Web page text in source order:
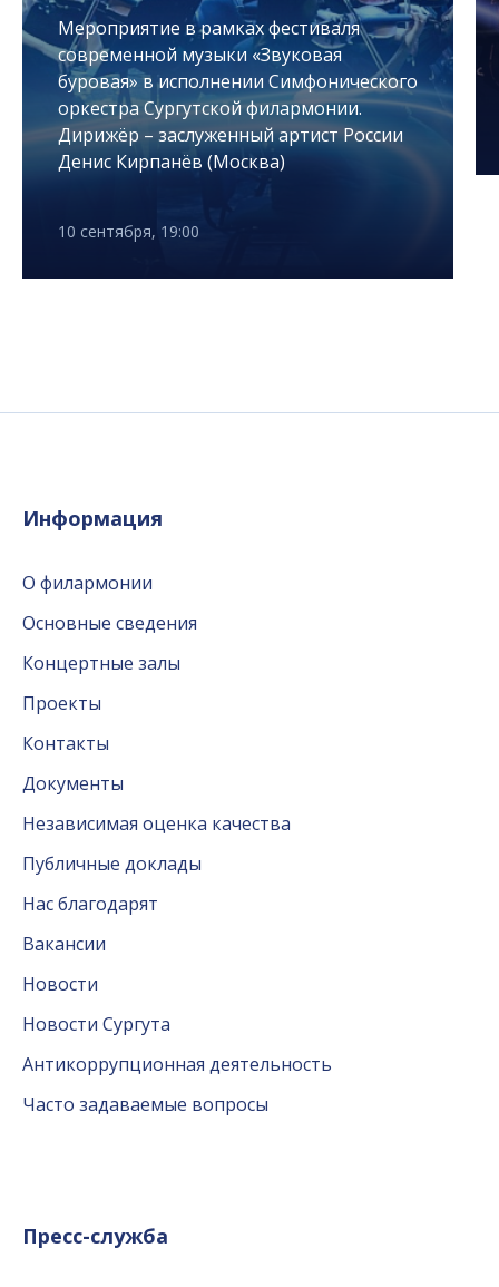
Мероприятие в рамках фестиваля
современной музыки «Звуковая
буровая» в исполнении Симфонического
оркестра Сургутской филармонии.
Дирижёр – заслуженный артист России
Денис Кирпанёв (Москва)
10 сентября, 19:00
Информация
О филармонии
Основные сведения
Концертные залы
Проекты
Контакты
Документы
Независимая оценка качества
Публичные доклады
Нас благодарят
Вакансии
Новости
Новости Сургута
Антикоррупционная деятельность
Часто задаваемые вопросы
Пресс-служба